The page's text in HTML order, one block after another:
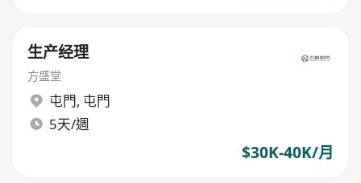
生产经理
方盛堂
屯門, 屯門
5天/週
$30K-40K/月